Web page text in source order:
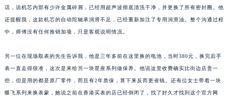
话，说机芯内部有少许金属碎屑，已经用超声波彻底清洗干净，并更换了所有密封圈。他
还提醒我，这款机芯的自动陀轴承润滑不足，已经重新加注了专用润滑油。整个沟通过程
中，师傅没有任何推销加项，只是客观说明情况。
另一位在现场取表的先生告诉我，他是三年多前在这里换的电池，当时380元，换完后手
表一直走得很准，这次是来给另一块星座系列做保养。他说这里收费确实比街边店贵一
些，但是用的都是原厂零件，而且有2年质保，算下来反而更省钱。还有位女士带着一块
蝶飞系列来换表蒙，她说之前在香港买表的店已经倒闭了，找了好久才找到这个官方网